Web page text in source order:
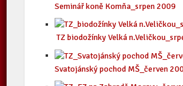
Seminář koně Komňa_srpen 2009
TZ biodožínky Velká
Svatojánský pochod MŠ_červen